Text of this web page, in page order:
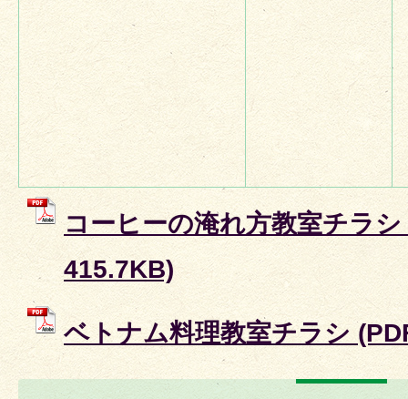
コーヒーの淹れ方教室チラ
415.7KB)
ベトナム料理教室チラシ